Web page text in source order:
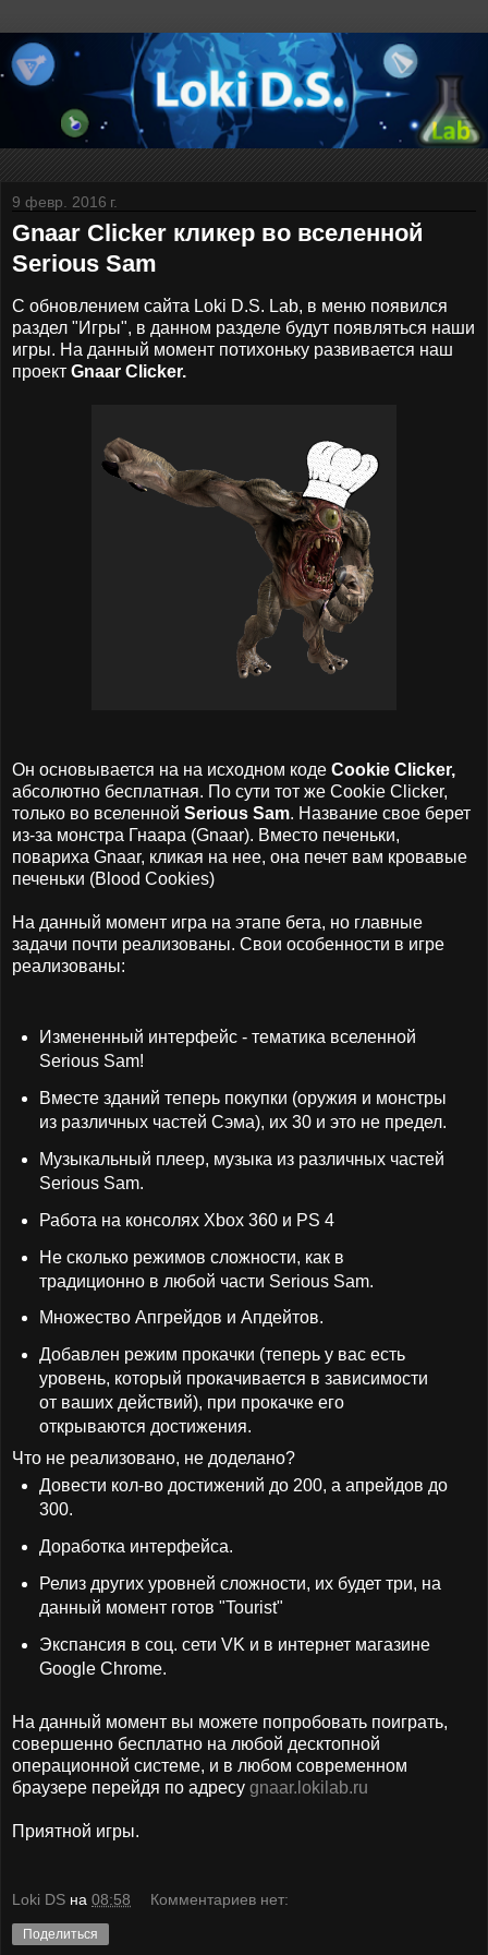
9 февр. 2016 г.
Gnaar Clicker кликер во вселенной
Serious Sam
С обновлением сайта Loki D.S. Lab, в меню появился
раздел "Игры", в данном разделе будут появляться наши
игры. На данный момент потихоньку развивается наш
проект Gnaar Clicker.
Он основывается на на исходном коде Cookie Clicker,
абсолютно бесплатная. По сути тот же Cookie Clicker,
только во вселенной Serious Sam. Название свое берет
из-за монстра Гнаара (Gnaar). Вместо печеньки,
повариха Gnaar, кликая на нее, она печет вам кровавые
печеньки (Blood Cookies)
На данный момент игра на этапе бета, но главные
задачи почти реализованы. Свои особенности в игре
реализованы:
Измененный интерфейс - тематика вселенной
Serious Sam!
Вместе зданий теперь покупки (оружия и монстры
из различных частей Сэма), их 30 и это не предел.
Музыкальный плеер, музыка из различных частей
Serious Sam.
Работа на консолях Xbox 360 и PS 4
Не сколько режимов сложности, как в
традиционно в любой части Serious Sam.
Множество Апгрейдов и Апдейтов.
Добавлен режим прокачки (теперь у вас есть
уровень, который прокачивается в зависимости
от ваших действий), при прокачке его
открываются достижения.
Что не реализовано, не доделано?
Довести кол-во достижений до 200, а апрейдов до
300.
Доработка интерфейса.
Релиз других уровней сложности, их будет три, на
данный момент готов "Tourist"
Экспансия в соц. сети VK и в интернет магазине
Google Chrome.
На данный момент вы можете попробовать поиграть,
совершенно бесплатно на любой десктопной
операционной системе, и в любом современном
браузере перейдя по адресу gnaar.lokilab.ru
Приятной игры.
Loki DS на 08:58 Комментариев нет:
Поделиться